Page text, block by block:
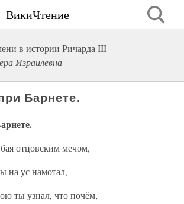
ВикиЧтение
в истории Ричарда III
Израилевна
Барнете.
отцовским мечом,
на ус намотал,
ты узнал, что почём,